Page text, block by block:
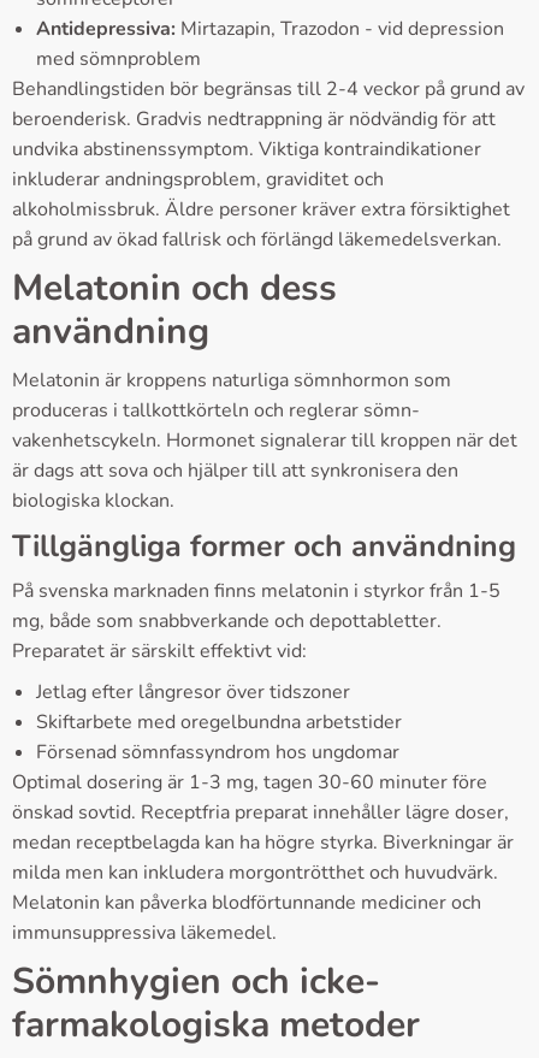
Antidepressiva: Mirtazapin, Trazodon - vid depression
med sömnproblem
Behandlingstiden bör begränsas till 2-4 veckor på grund av
beroenderisk. Gradvis nedtrappning är nödvändig för att
undvika abstinenssymptom. Viktiga kontraindikationer
inkluderar andningsproblem, graviditet och
alkoholmissbruk. Äldre personer kräver extra försiktighet
på grund av ökad fallrisk och förlängd läkemedelsverkan.
Melatonin och dess
användning
Melatonin är kroppens naturliga sömnhormon som
produceras i tallkottkörteln och reglerar sömn-
vakenhetscykeln. Hormonet signalerar till kroppen när det
är dags att sova och hjälper till att synkronisera den
biologiska klockan.
Tillgängliga former och användning
På svenska marknaden finns melatonin i styrkor från 1-5
mg, både som snabbverkande och depottabletter.
Preparatet är särskilt effektivt vid:
Jetlag efter långresor över tidszoner
Skiftarbete med oregelbundna arbetstider
Försenad sömnfassyndrom hos ungdomar
Optimal dosering är 1-3 mg, tagen 30-60 minuter före
önskad sovtid. Receptfria preparat innehåller lägre doser,
medan receptbelagda kan ha högre styrka. Biverkningar är
milda men kan inkludera morgontrötthet och huvudvärk.
Melatonin kan påverka blodförtunnande mediciner och
immunsuppressiva läkemedel.
Sömnhygien och icke-
farmakologiska metoder